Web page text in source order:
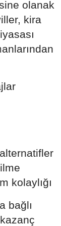
olanak
kira
kolaylığı
bağlı